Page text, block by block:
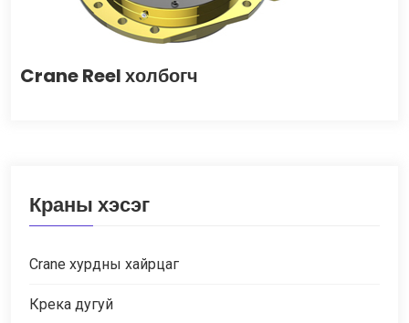
Crane Reel холбогч
Краны хэсэг
Crane хурдны хайрцаг
Крека дугуй